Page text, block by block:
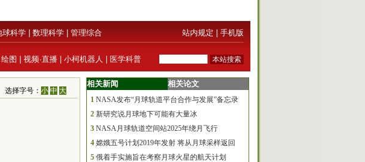
球科学 数理科学 管理综合 站内规定 手机版
绘图 视频·直播 小柯机器人 医学科普
选择字号：小 中 大
相关新闻 相关论文
1 NASA发布“月球轨道平台合作与发展”备忘录
2 新研究说月球地下可能有大量冰
3 NASA月球轨道空间站2025年绕月飞行
4 嫦娥五号计划2019年发射 将从月球采样返回
5 俄着手实施旨在考察月球火星的航天计划